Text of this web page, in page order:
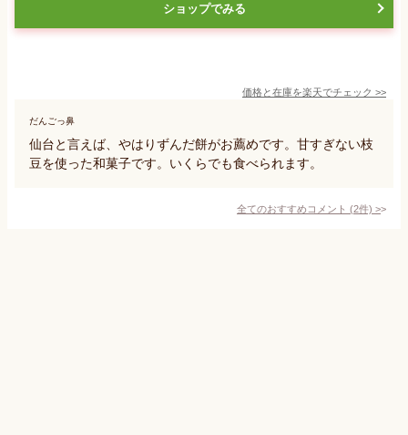
ショップでみる
価格と在庫を楽天でチェック >>
だんごっ鼻
仙台と言えば、やはりずんだ餅がお薦めです。甘すぎない枝
豆を使った和菓子です。いくらでも食べられます。
全てのおすすめコメント (2件) >